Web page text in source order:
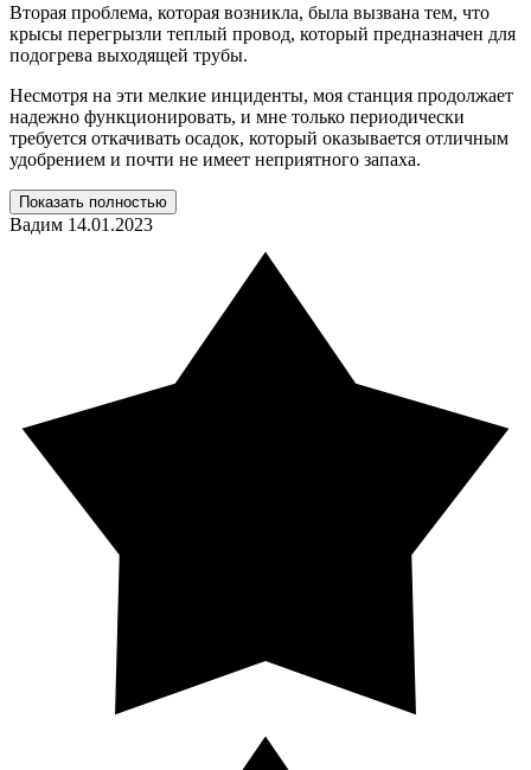
Вторая проблема, которая возникла, была вызвана тем, что
крысы перегрызли теплый провод, который предназначен для
подогрева выходящей трубы.
Несмотря на эти мелкие инциденты, моя станция продолжает
надежно функционировать, и мне только периодически
требуется откачивать осадок, который оказывается отличным
удобрением и почти не имеет неприятного запаха.
Показать полностью
Вадим 14.01.2023